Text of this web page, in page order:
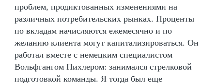
проблем, продиктованных изменениями на
различных потребительских рынках. Проценты
по вкладам начисляются ежемесячно и по
желанию клиента могут капитализироваться. Он
работал вместе с немецким специалистом
Вольфгангом Пихлером: занимался стрелковой
подготовкой команды. Я тогда был еще